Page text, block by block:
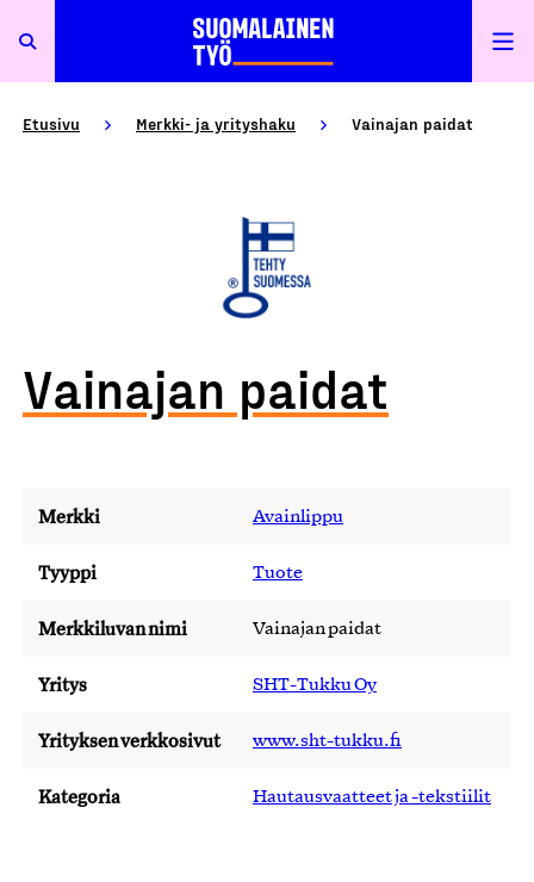
Etusivu Merkki- ja yrityshaku Vainajan paidat
Vainajan paidat
Merkki Avainlippu
Tyyppi Tuote
Merkkiluvan nimi Vainajan paidat
Yritys SHT-Tukku Oy
Yrityksen verkkosivut www.sht-tukku.fi
Kategoria Hautausvaatteet ja -tekstiilit